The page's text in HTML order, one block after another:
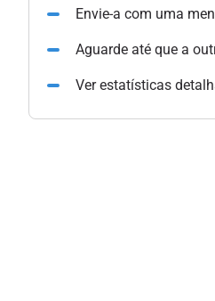
Envie-a com uma
Aguarde até que a
Ver estatísticas